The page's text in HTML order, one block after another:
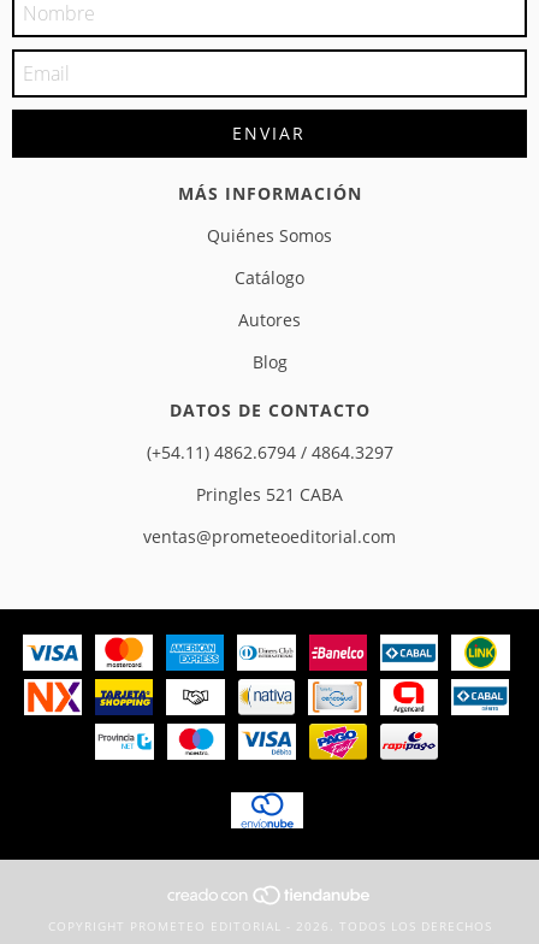
MÁS INFORMACIÓN
Quiénes Somos
Catálogo
Autores
Blog
DATOS DE CONTACTO
(+54.11) 4862.6794 / 4864.3297
Pringles 521 CABA
ventas@prometeoeditorial.com
COPYRIGHT PROMETEO EDITORIAL - 2026. TODOS LOS DERECHOS